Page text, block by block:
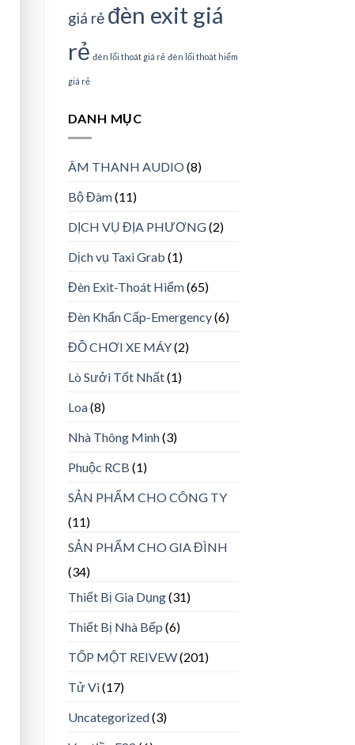
giá rẻ đèn exit giá
rẻ đèn lối thoát giá rẻ đèn lối thoát hiểm
giá rẻ
DANH MỤC
ÂM THANH AUDIO(8)
Bộ Đàm(11)
DỊCH VỤ ĐỊA PHƯƠNG(2)
Dịch vụ Taxi Grab (1)
Đèn Exit-Thoát Hiểm(65)
Đèn Khẩn Cấp-Emergency(6)
ĐỒ CHƠI XE MÁY(2)
Lò Sưởi Tốt Nhất(1)
Loa(8)
Nhà Thông Minh(3)
Phuộc RCB (1)
SẢN PHẨM CHO CÔNG TY
(11)
SẢN PHẨM CHO GIA ĐÌNH
(34)
Thiết Bị Gia Dụng(31)
Thiết Bị Nhà Bếp (6)
TỐP MỘT REIVEW(201)
Tử Vi(17)
Uncategorized(3)